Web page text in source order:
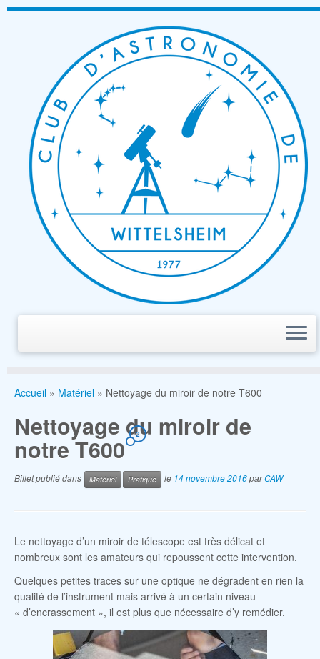
Passer
Accueil » Matériel » Nettoyage du miroir de notre T600
Nettoyage du miroir de
notre T600 2
Billet publié dans Matériel Pratique le 14 novembre 2016parCAW
Le nettoyage d’un miroir de télescope est très délicat et
nombreux sont les amateurs qui repoussent cette intervention.
Quelques petites traces sur une optique ne dégradent en rien la
qualité de l’instrument mais arrivé à un certain niveau
« d’encrassement », il est plus que nécessaire d’y remédier.